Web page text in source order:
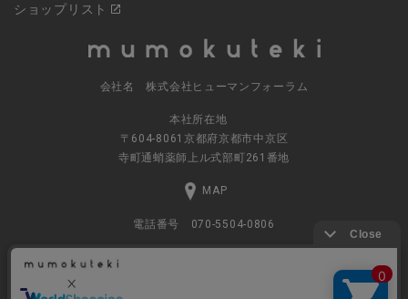
ショップリスト
会社名 株式会社ヒューマンフォーラム
本社所在地
〒604-8061京都府京都市中京区
寺町通蛸薬師上ル式部町261番地
MAP
電話番号 070-5504-0806